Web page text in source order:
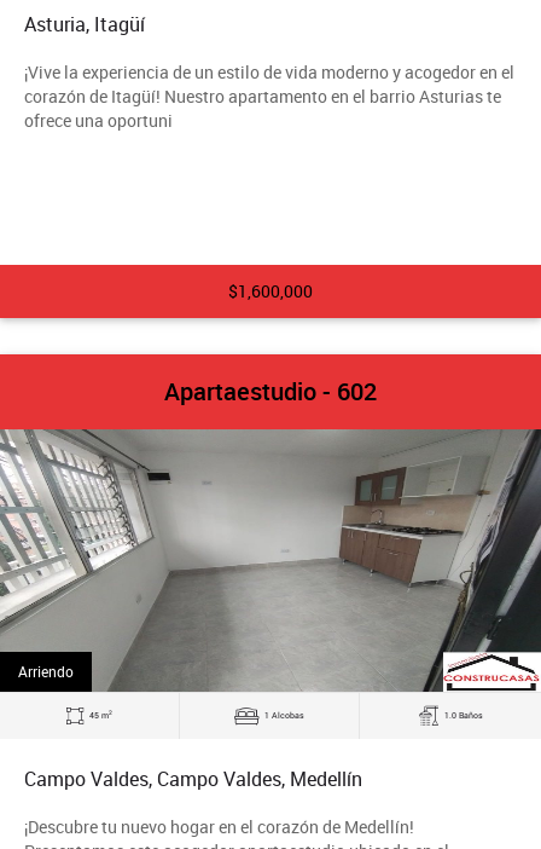
Asturia, Itagüí
¡Vive la experiencia de un estilo de vida moderno y acogedor en el
corazón de Itagüí! Nuestro apartamento en el barrio Asturias te
ofrece una oportuni
$1,600,000
Apartaestudio - 602
Arriendo
45 m2 1 Alcobas 1.0 Baños
Campo Valdes, Campo Valdes, Medellín
¡Descubre tu nuevo hogar en el corazón de Medellín!